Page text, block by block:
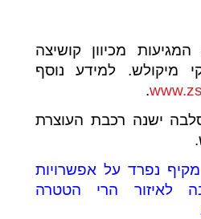
מכיוון קושיצה
מיקולש. למידע נוסף
.
ישנה רכבת העוצרת
נפרד על אפשרויות
לאיזור הרי הטטרה